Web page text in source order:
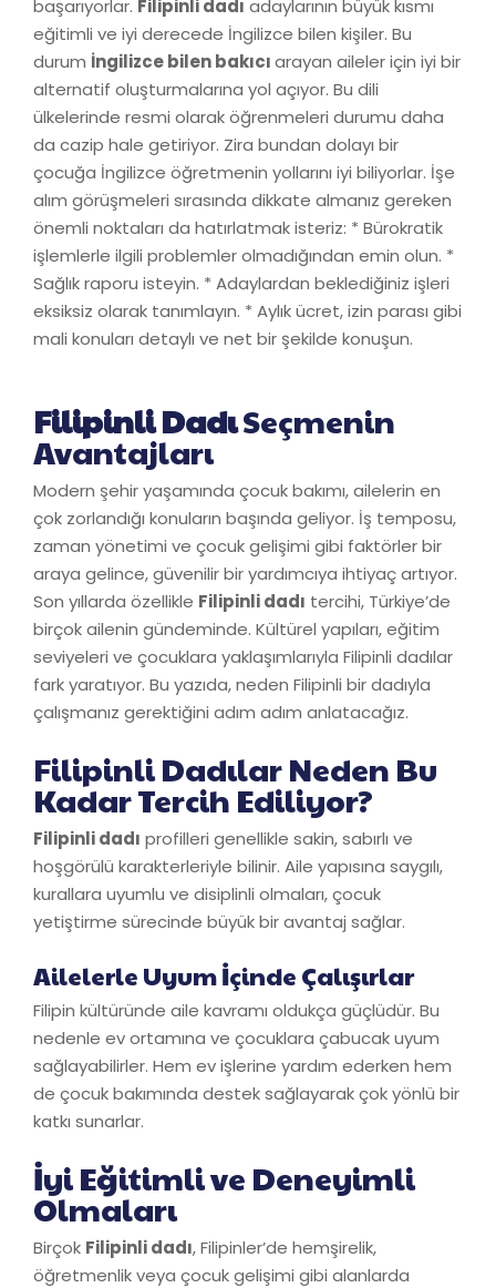
başarıyorlar. Filipinli dadı adaylarının büyük kısmı
eğitimli ve iyi derecede İngilizce bilen kişiler. Bu
durum İngilizce bilen bakıcıarayan aileler için iyi bir
alternatif oluşturmalarına yol açıyor. Bu dili
ülkelerinde resmi olarak öğrenmeleri durumu daha
da cazip hale getiriyor. Zira bundan dolayı bir
çocuğa İngilizce öğretmenin yollarını iyi biliyorlar. İşe
alım görüşmeleri sırasında dikkate almanız gereken
önemli noktaları da hatırlatmak isteriz: * Bürokratik
işlemlerle ilgili problemler olmadığından emin olun. *
Sağlık raporu isteyin. * Adaylardan beklediğiniz işleri
eksiksiz olarak tanımlayın. * Aylık ücret, izin parası gibi
mali konuları detaylı ve net bir şekilde konuşun.
Filipinli DadıSeçmenin
Avantajları
Modern şehir yaşamında çocuk bakımı, ailelerin en
çok zorlandığı konuların başında geliyor. İş temposu,
zaman yönetimi ve çocuk gelişimi gibi faktörler bir
araya gelince, güvenilir bir yardımcıya ihtiyaç artıyor.
Son yıllarda özellikle Filipinli dadı tercihi, Türkiye’de
birçok ailenin gündeminde. Kültürel yapıları, eğitim
seviyeleri ve çocuklara yaklaşımlarıyla Filipinli dadılar
fark yaratıyor. Bu yazıda, neden Filipinli bir dadıyla
çalışmanız gerektiğini adım adım anlatacağız.
Filipinli Dadılar Neden Bu
Kadar Tercih Ediliyor?
Filipinli dadı profilleri genellikle sakin, sabırlı ve
hoşgörülü karakterleriyle bilinir. Aile yapısına saygılı,
kurallara uyumlu ve disiplinli olmaları, çocuk
yetiştirme sürecinde büyük bir avantaj sağlar.
Ailelerle Uyum İçinde Çalışırlar
Filipin kültüründe aile kavramı oldukça güçlüdür. Bu
nedenle ev ortamına ve çocuklara çabucak uyum
sağlayabilirler. Hem ev işlerine yardım ederken hem
de çocuk bakımında destek sağlayarak çok yönlü bir
katkı sunarlar.
İyi Eğitimli ve Deneyimli
Olmaları
Birçok Filipinli dadı, Filipinler’de hemşirelik,
öğretmenlik veya çocuk gelişimi gibi alanlarda